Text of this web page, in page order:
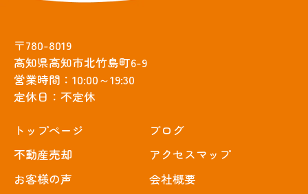
〒780-8019
高知県高知市北竹島町6-9
営業時間：10:00～19:30
定休日：不定休
トップぺージ
不動産売却
お客様の声
ブログ
アクセスマップ
会社概要